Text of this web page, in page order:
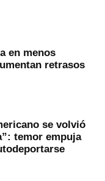
en menos
retrasos
se volvió
temor empuja